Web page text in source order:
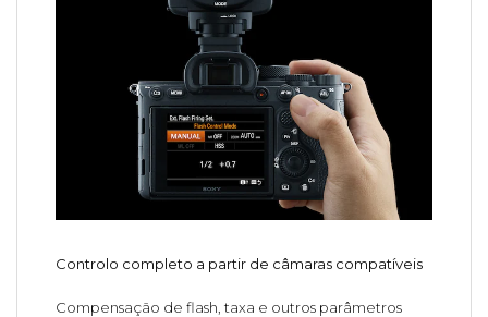
Controlo completo a partir de câmaras compatíveis
Compensação de flash, taxa e outros parâmetros